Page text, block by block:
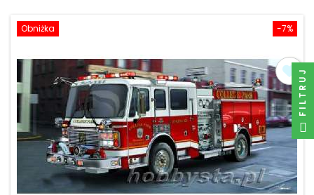
-7%
Obniżka
FILTRUJ